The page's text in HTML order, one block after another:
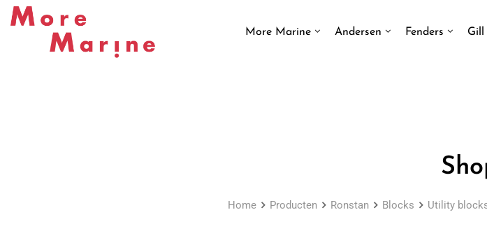
Skip
More Marine Andersen Fenders Gill
Home Producten Ronstan Blocks Utility